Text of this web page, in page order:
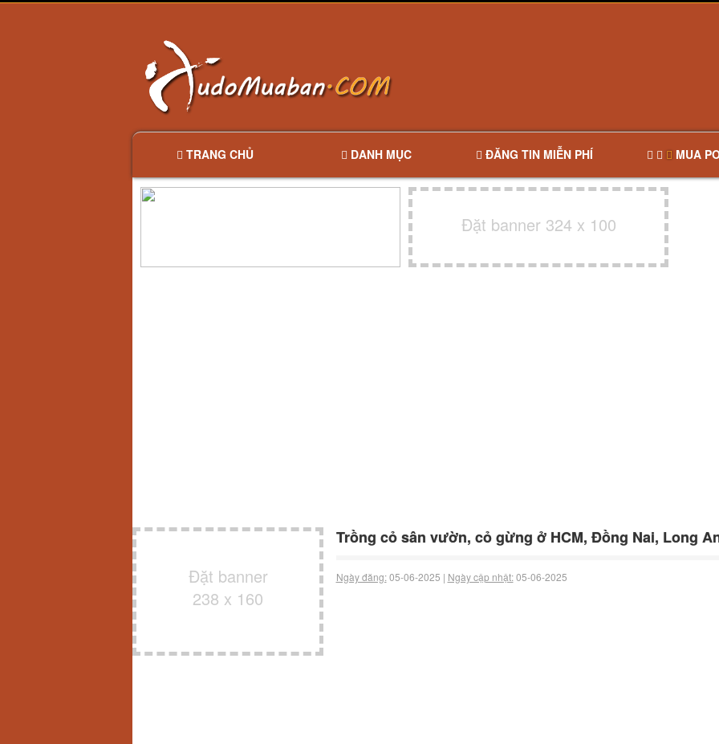
TRANG CHỦ DANH MỤC ĐĂNG TIN MIỄN PHÍ MUA
Đặt banner 324 x 100
Đặt banner
238 x 160
Trồng cỏ sân vườn, cỏ gừng ở HCM, Đồng Nai, Long
Ngày đăng:05-06-2025 | Ngày cập nhật:05-06-2025